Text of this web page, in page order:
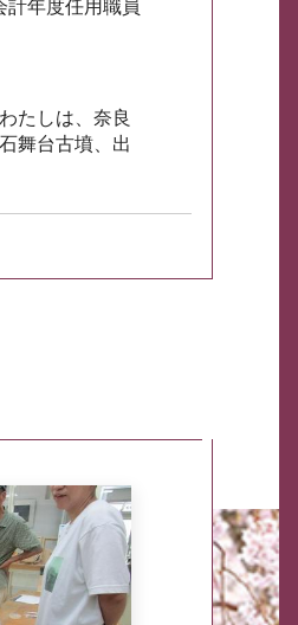
計年度任用職員
たしは、奈良
舞台古墳、出